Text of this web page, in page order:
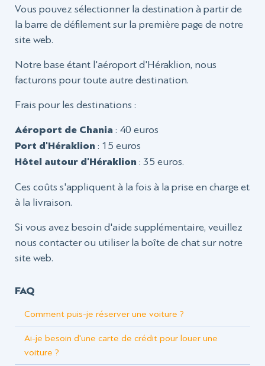
Vous pouvez sélectionner la destination à partir de
la barre de défilement sur la première page de notre
site web.
Notre base étant l'aéroport d'Héraklion, nous
facturons pour toute autre destination.
Frais pour les destinations :
Aéroport de Chania : 40 euros
Port d'Héraklion : 15 euros
Hôtel autour d'Héraklion : 35 euros.
Ces coûts s'appliquent à la fois à la prise en charge et
à la livraison.
Si vous avez besoin d'aide supplémentaire, veuillez
nous contacter ou utiliser la boîte de chat sur notre
site web.
FAQ
Comment puis-je réserver une voiture ?
Ai-je besoin d'une carte de crédit pour louer une
voiture ?